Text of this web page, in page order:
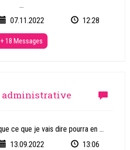
...
07.11.2022 12:28
+ 18 Messages
administrative
ce que je vais dire pourra en ...
13.09.2022 13:06